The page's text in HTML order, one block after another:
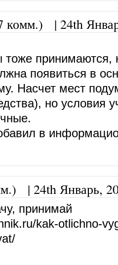
комм.) | 24th
тоже принимаются,
появиться в
Насчет мест
но условия
в
| 24th Январь,
принимай
kak-otlichno-